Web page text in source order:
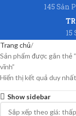
145 Sản
15
Trang chủ
Sản phẩm được gắn thẻ
vĩnh”
Hiển thị kết quả duy nhất
Show sidebar